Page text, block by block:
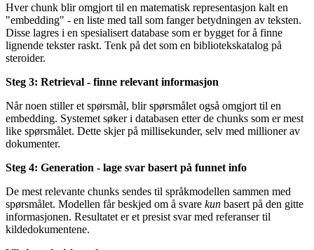
Hver chunk blir omgjort til en matematisk representasjon kalt en
"embedding" - en liste med tall som fanger betydningen av teksten.
Disse lagres i en spesialisert database som er bygget for å finne
lignende tekster raskt. Tenk på det som en bibliotekskatalog på
steroider.
Steg 3: Retrieval - finne relevant informasjon
Når noen stiller et spørsmål, blir spørsmålet også omgjort til en
embedding. Systemet søker i databasen etter de chunks som er mest
like spørsmålet. Dette skjer på millisekunder, selv med millioner av
dokumenter.
Steg 4: Generation - lage svar basert på funnet info
De mest relevante chunks sendes til språkmodellen sammen med
spørsmålet. Modellen får beskjed om å svare kun basert på den gitte
informasjonen. Resultatet er et presist svar med referanser til
kildedokumentene.